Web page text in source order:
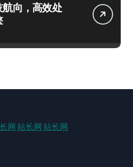
向，高效处
网站长网 站长网